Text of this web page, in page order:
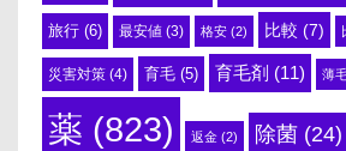
旅行 (6) 最安値 (3) 格安 (2) 比較 (7)
災害対策 (4) 育毛 (5) 育毛剤 (11) 薄
薬 (823) 返金 (2) 除菌 (24)